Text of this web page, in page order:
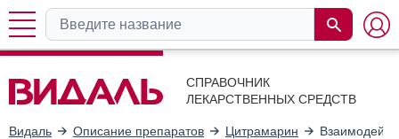
СПРАВОЧНИК
ЛЕКАРСТВЕННЫХ СРЕДСТВ
Видаль Описание препаратов Цитрамарин